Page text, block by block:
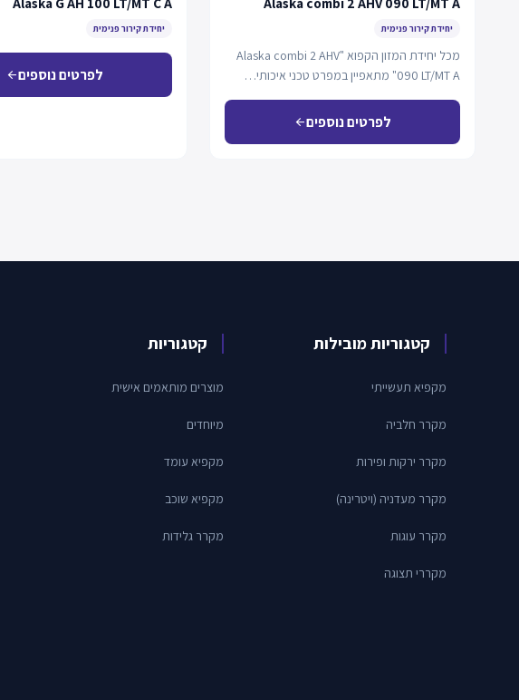
יחידת קירור פנימית
מכל יחידת המזון הקפוא "Alaska combi 2 AHV
090 LT/MT A" מתאפיין במפרט טכני איכותי…
לפרטים נוספיםarrow_back
יחידת קירור פנימית
לפרטים נוספיםarrow_back
קטגוריות מובילות
מקפיא תעשייתי
מקרר חלביה
מקרר ירקות ופירות
מקרר מעדניה (ויטרינה)
מקרר עוגות
מקררי תצוגה
קטגוריות
מוצרים מותאמים אישית
מיוחדים
מקפיא עומד
מקפיא שוכב
מקרר גלידות